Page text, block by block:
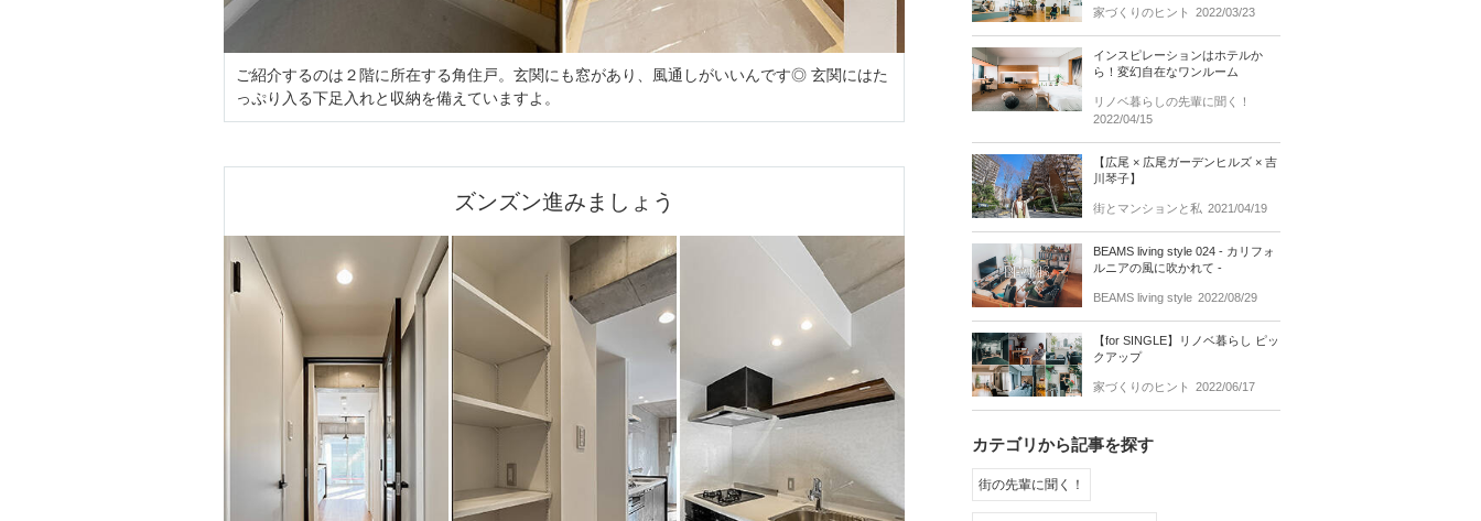
ご紹介するのは２階に所在する角住戸。玄関にも窓があり、風通しがいいんです◎ 玄関にはた
っぷり入る下足入れと収納を備えていますよ。
ズンズン進みましょう
家づくりのヒント 2022/03/23
インスピレーションはホテルか
ら！変幻自在なワンルーム
リノベ暮らしの先輩に聞く！
2022/04/15
【広尾 × 広尾ガーデンヒルズ × 吉
川琴子】
街とマンションと私 2021/04/19
BEAMS living style 024 - カリフォ
ルニアの風に吹かれて -
BEAMS living style 2022/08/29
【for SINGLE】リノベ暮らし ピッ
クアップ
家づくりのヒント 2022/06/17
カテゴリから記事を探す
街の先輩に聞く！